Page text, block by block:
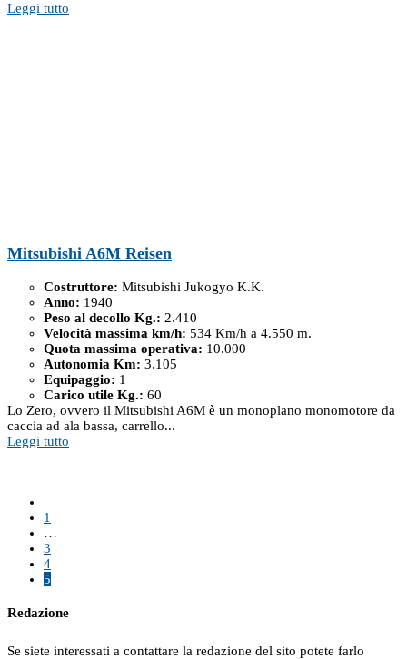
Leggi tutto
Mitsubishi A6M Reisen
Costruttore: Mitsubishi Jukogyo K.K.
Anno: 1940
Peso al decollo Kg.: 2.410
Velocità massima km/h: 534 Km/h a 4.550 m.
Quota massima operativa: 10.000
Autonomia Km: 3.105
Equipaggio: 1
Carico utile Kg.: 60
Lo Zero, ovvero il Mitsubishi A6M è un monoplano monomotore da
caccia ad ala bassa, carrello...
Leggi tutto
1
…
3
4
5
Redazione
Se siete interessati a contattare la redazione del sito potete farlo